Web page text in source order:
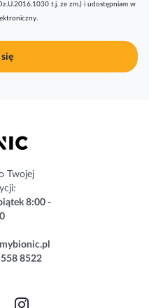
t.j. ze zm.) i udostępniam w
Twojej
8:00 -
8522